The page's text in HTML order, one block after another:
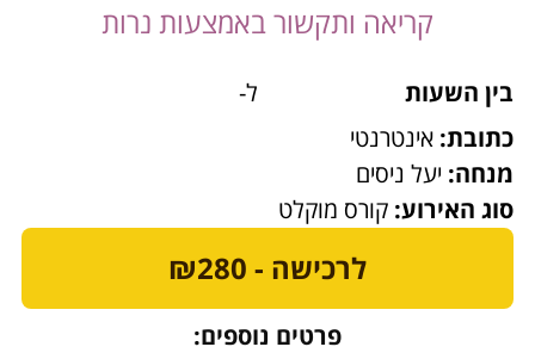
קריאה ותקשור באמצעות נרות
פרטים נוספים:
בין השעות
ל-
כתובת: אינטרנטי
מנחה: יעל ניסים
סוג האירוע: קורס מוקלט
לרכישה - ₪280